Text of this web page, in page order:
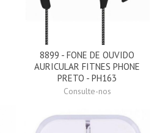
8899 - FONE DE OUVIDO
AURICULAR FITNES PHONE
PRETO - PH163
Consulte-nos